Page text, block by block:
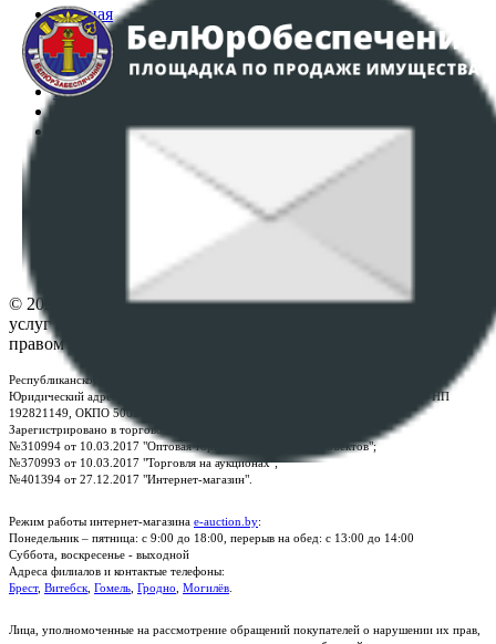
Главная
Аукционы
Интернет-магазин
Регламент организации и проведения торгов
Политика в отношении обработки персональных
ПОЛОЖЕНИЕ О ПОЛИТИКЕ ОБРАБОТКИ COOKIE-
Настройки cookie-файлов
© 2026 Республиканское унитарное предприятие по оказанию
услуг "БелЮрОбеспечение" - Все права защищены авторским
правом
Республиканское унитарное предприятие по оказанию услуг "БелЮрОбеспечение"
Юридический адрес: г. Минск, пр-т. Дзержинского, 1Б, e-mail:
, УНП
192821149, ОКПО 500111895000
Зарегистрировано в торговом реестре Республики Беларусь:
№310994 от 10.03.2017 "Оптовая торговля без торговых объектов";
№370993 от 10.03.2017 "Торговля на аукционах";
№401394 от 27.12.2017 "Интернет-магазин".
Режим работы интернет-магазина e-auction.by:
Понедельник – пятница: с 9:00 до 18:00, перерыв на обед: с 13:00 до 14:00
Суббота, воскресенье - выходной
Адреса филиалов и контактые телефоны:
Брест, Витебск Гомель Гродно Могилёв
Лица, уполномоченные на рассмотрение обращений покупателей о нарушении их прав,